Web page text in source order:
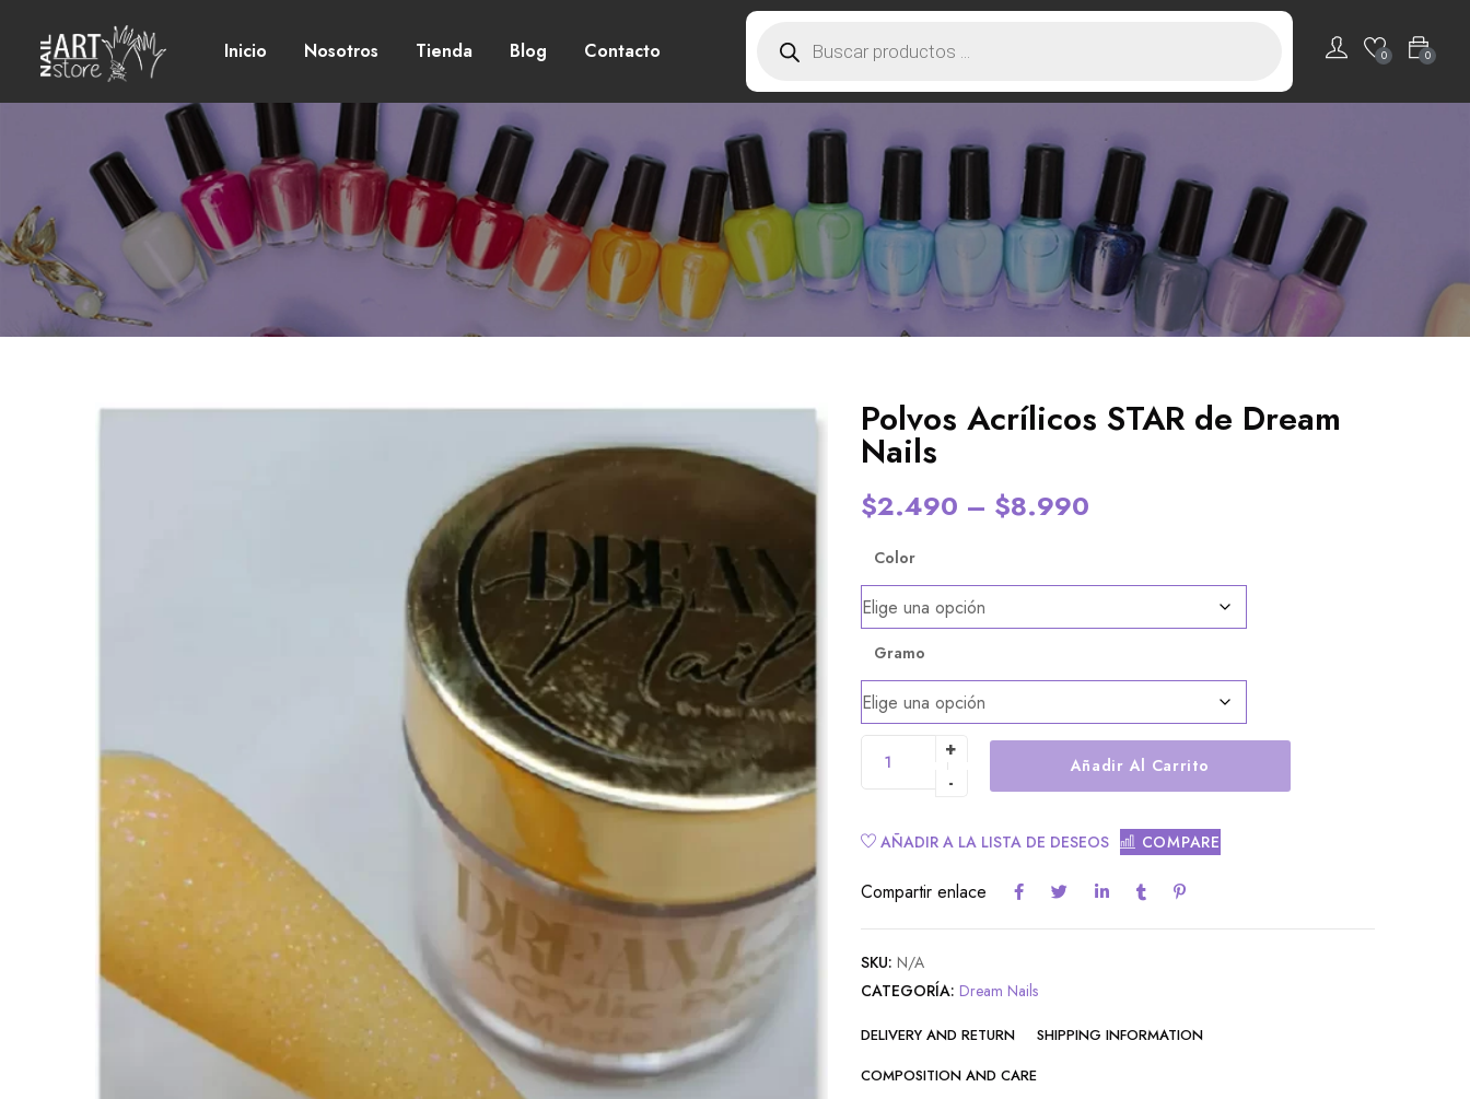
Inicio Nosotros Tienda Blog Contacto 0
0
Polvos Acrílicos STAR de Dream
Nails
$2.490 – $8.990
Color
Gramo
Añadir Al Carrito
AÑADIR A LA LISTA DE DESEOS COMPARE
Compartir enlace
SKU: N/A
CATEGORÍA: Dream Nails
DELIVERY AND RETURN
SHIPPING INFORMATION
COMPOSITION AND CARE